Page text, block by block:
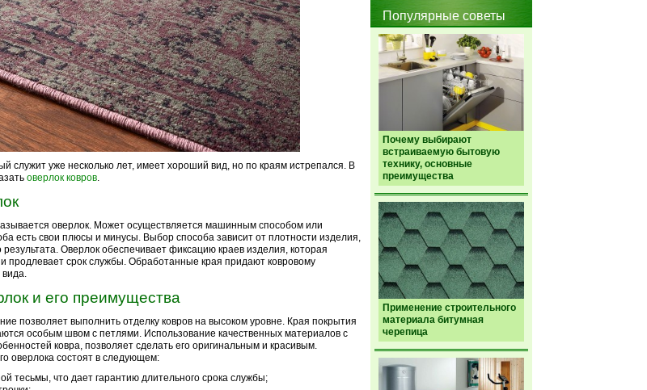
Популярные советы
Почему выбирают
встраиваемую бытовую
технику, основные
преимущества
Применение строительного
материала битумная
черепица
служит уже несколько лет, имеет хороший вид, но по краям истрепался. В
оверлок ковров.
оверлок. Может осуществляется машинным способом или
есть свои плюсы и минусы. Выбор способа зависит от плотности изделия,
Оверлок обеспечивает фиксацию краев изделия, которая
продлевает срок службы. Обработанные края придают ковровому
и его преимущества
позволяет выполнить отделку ковров на высоком уровне. Края покрытия
особым швом с петлями. Использование качественных материалов с
ковра, позволяет сделать его оригинальным и красивым.
оверлока состоят в следующем:
тесьмы, что дает гарантию длительного срока службы;